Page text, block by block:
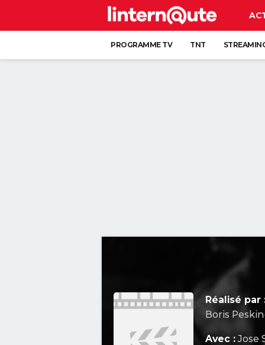
PROGRAMME TV TNT
Réalisé par
Boris
Avec : Jose